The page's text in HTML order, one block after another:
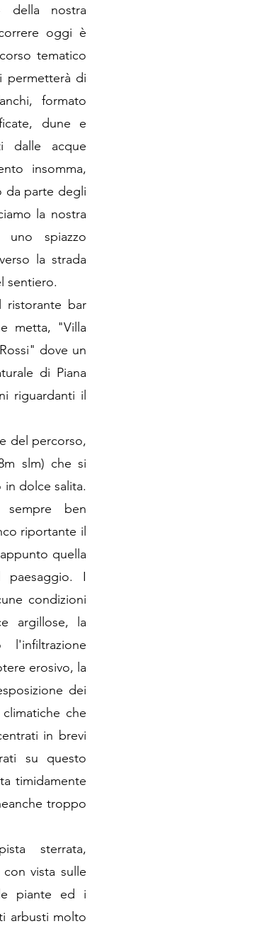
della nostra
oggi è
tematico
permetterà di
formato
dune e
dalle acque
insomma,
da parte degli
la nostra
uno spiazzo
la strada
sentiero.
ristorante bar
metta, "Villa
dove un
di Piana
riguardanti il
del percorso,
slm) che si
dolce salita.
ben
riportante il
quella
I
condizioni
argillose, la
erosivo, la
dei
che
in brevi
su questo
timidamente
troppo
sterrata,
vista sulle
piante ed i
arbusti molto